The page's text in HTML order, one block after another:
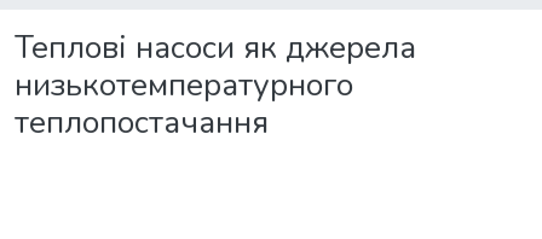
Теплові насоси як джерела
низькотемпературного
теплопостачання